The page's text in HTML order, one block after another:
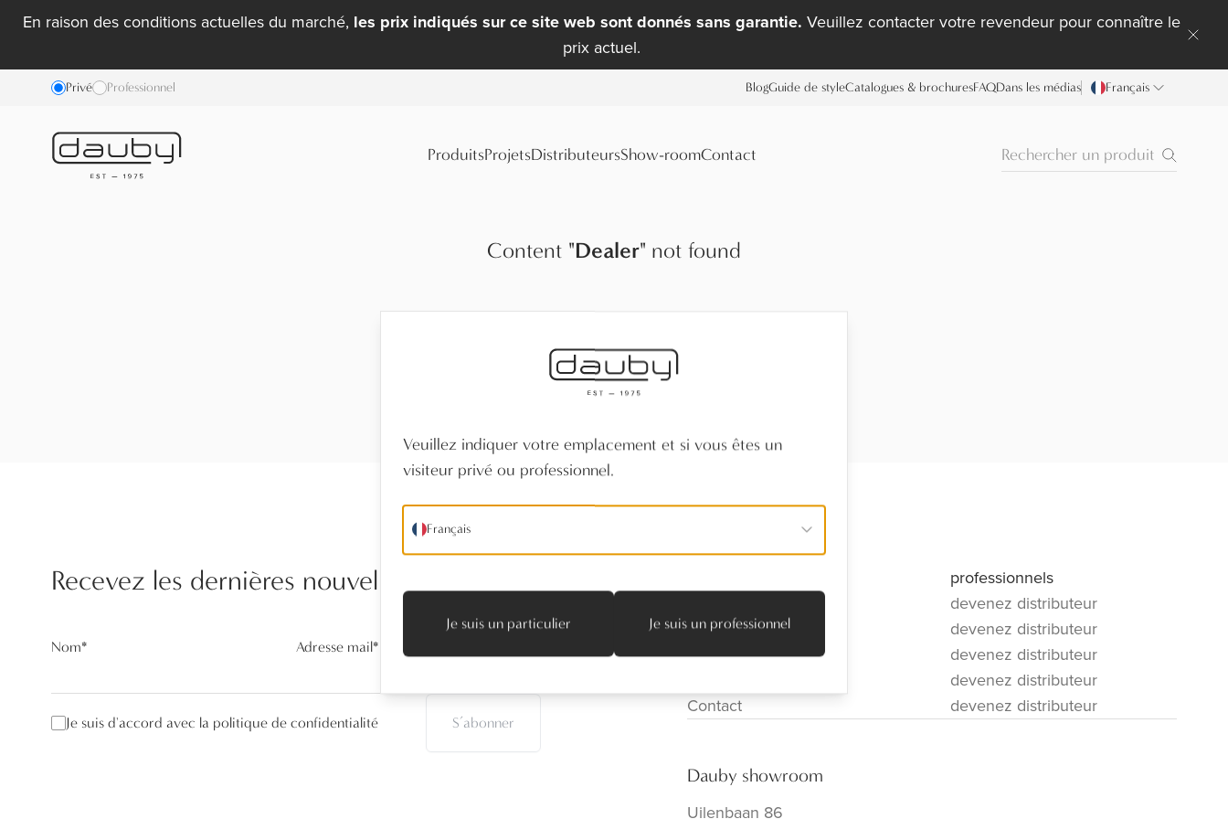
En raison des conditions actuelles du marché, les prix indiqués sur ce site web sont donnés sans garantie. Veuillez contacter votre revendeur pour connaître le
prix actuel.
Privé Professionnel BlogGuide de styleCatalogues & brochuresFAQDans les médias Français
ProduitsProjetsDistributeursShow-roomContact
Content "Dealer" not found
Recevez les dernières nouvelles
Nom* Adresse mail*
Je suis d'accord avec la politique de confidentialité S’abonner
Réalisations
Distributeurs
Contact
professionnels
devenez distributeur
devenez distributeur
devenez distributeur
devenez distributeur
devenez distributeur
Dauby showroom
Uilenbaan 86
Veuillez indiquer votre emplacement et si vous êtes un
visiteur privé ou professionnel.
Français
Je suis un particulier Je suis un professionnel